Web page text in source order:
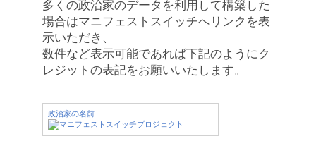
多くの政治家のデータを利用して構築した
場合はマニフェストスイッチへリンクを表
示いただき、
数件など表示可能であれば下記のようにク
レジットの表記をお願いいたします。
政治家の名前